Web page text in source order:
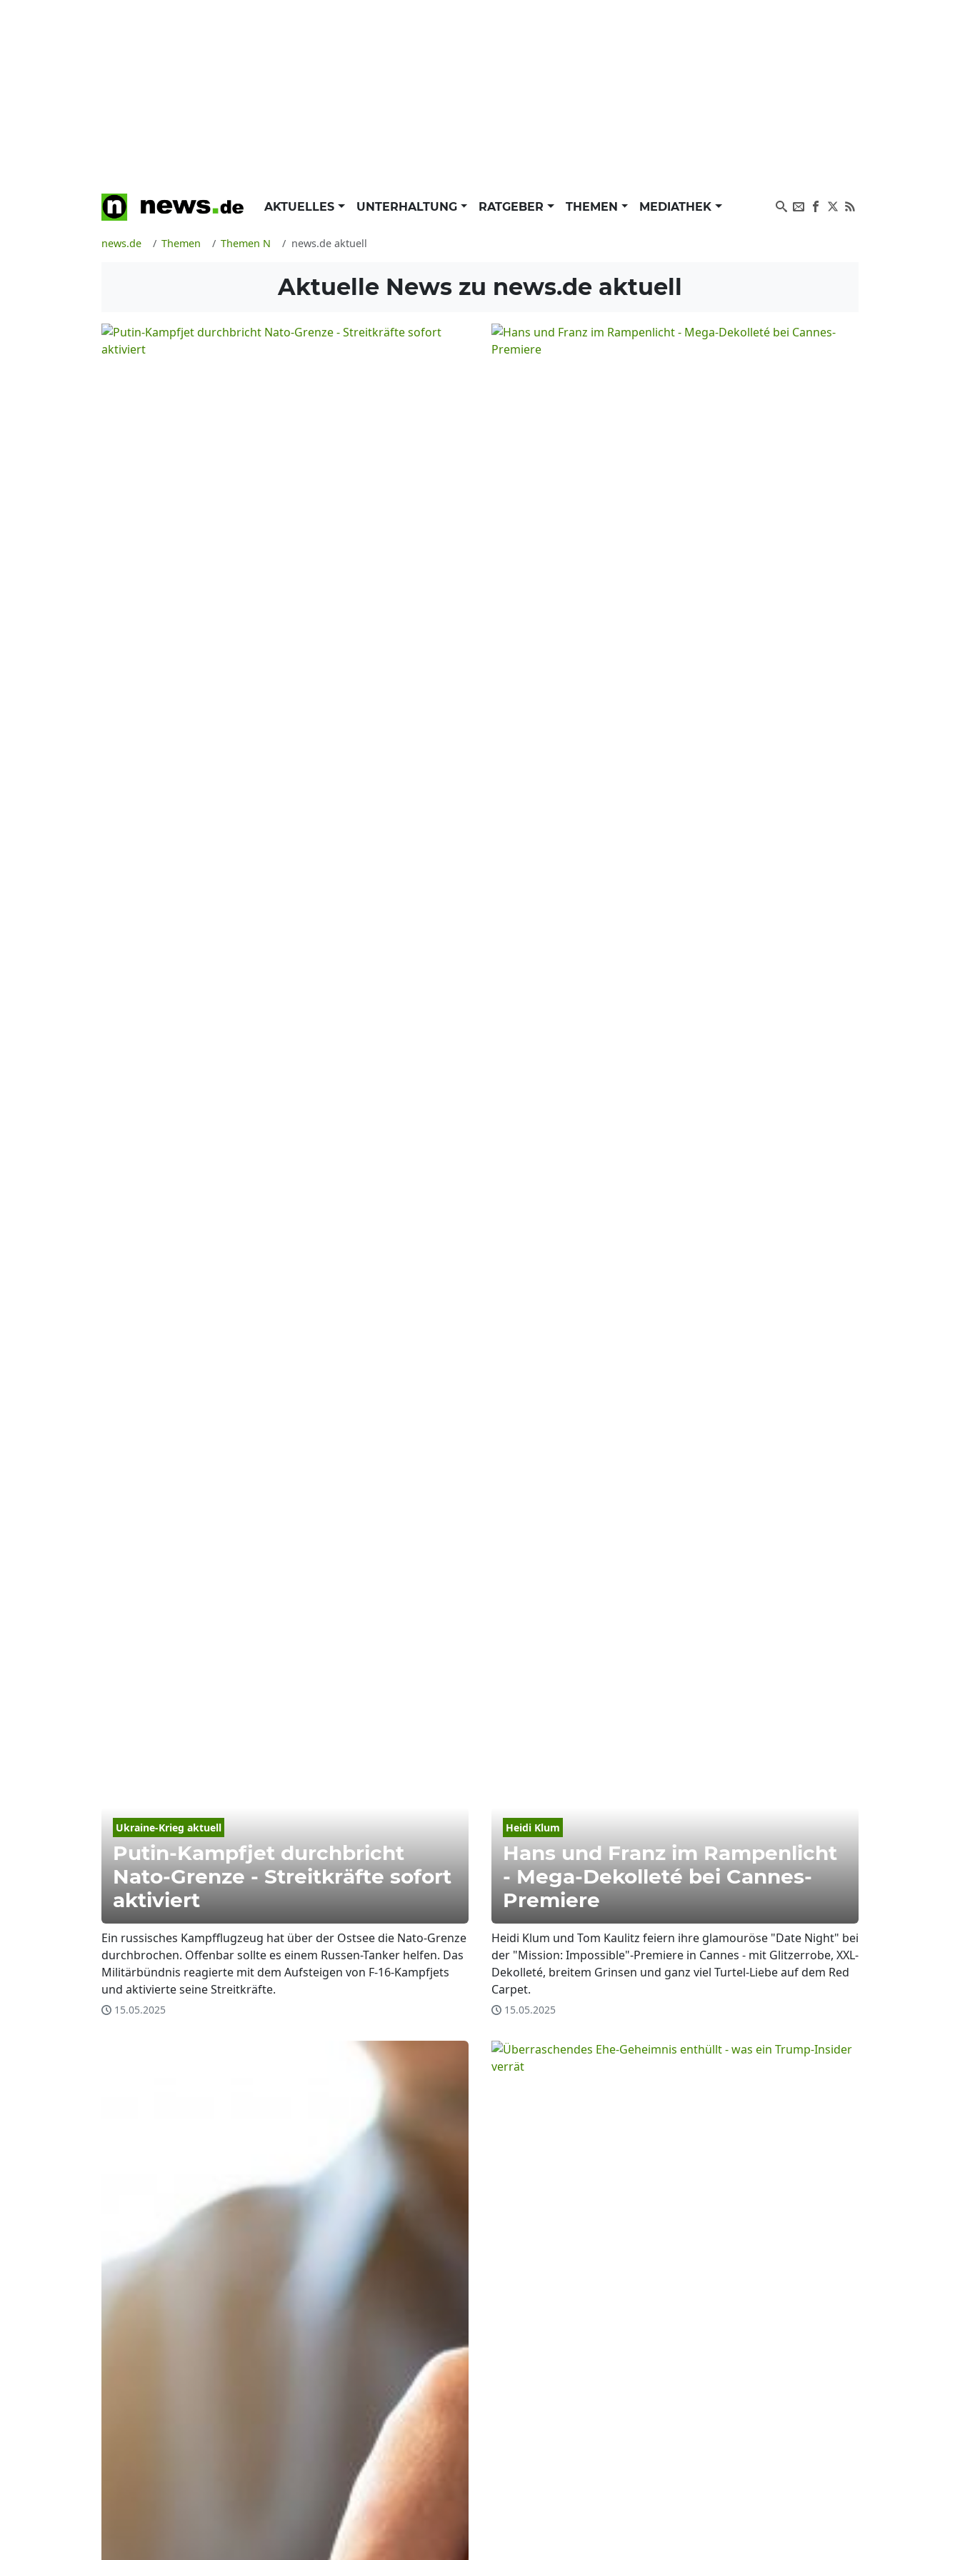
AKTUELLES UNTERHALTUNG RATGEBER THEMEN MEDIATHEK
news.de Themen Themen N news.de aktuell
Aktuelle News zu news.de aktuell
Ukraine-Krieg aktuell
Putin-Kampfjet durchbricht
Nato-Grenze - Streitkräfte sofort
aktiviert
Ein russisches Kampfflugzeug hat über der Ostsee die Nato-Grenze
durchbrochen. Offenbar sollte es einem Russen-Tanker helfen. Das
Militärbündnis reagierte mit dem Aufsteigen von F-16-Kampfjets
und aktivierte seine Streitkräfte.
15.05.2025
Heidi Klum
Hans und Franz im Rampenlicht
- Mega-Dekolleté bei Cannes-
Premiere
Heidi Klum und Tom Kaulitz feiern ihre glamouröse "Date Night" bei
der "Mission: Impossible"-Premiere in Cannes - mit Glitzerrobe, XXL-
Dekolleté, breitem Grinsen und ganz viel Turtel-Liebe auf dem Red
Carpet.
15.05.2025